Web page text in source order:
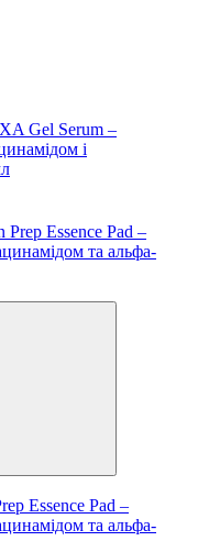
Gel Serum –
і
Essence Pad –
та альфа-